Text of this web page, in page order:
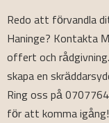
Redo att förvandla
Haninge? Kontakta
offert och
skapa en
Ring oss på
för att komma igång!